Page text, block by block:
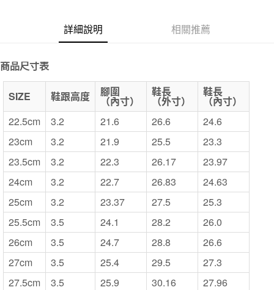
詳細說明 相關推薦
商品尺寸表
SIZE 鞋跟高度 腳圍
（內寸）
鞋長
（外寸）
鞋長
（內寸）
22.5cm
3.2 21.6 26.6
24.6
23cm
3.2 21.9 25.5
23.3
23.5cm
3.2 22.3 26.17
23.97
24cm
3.2 22.7 26.83
24.63
25cm
3.2 23.37 27.5
25.3
25.5cm
3.5 24.1 28.2
26.0
26cm
3.5 24.7 28.8
26.6
27cm
3.5 25.4 29.5
27.3
27.5cm
3.5 25.9 30.16
27.96